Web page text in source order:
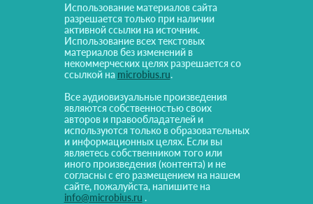
Использование материалов сайта
разрешается только при наличии
активной ссылки на источник.
Использование всех текстовых
материалов без изменений в
некоммерческих целях разрешается со
ссылкой на microbius.ru.
Все аудиовизуальные произведения
являются собственностью своих
авторов и правообладателей и
используются только в образовательных
и информационных целях. Если вы
являетесь собственником того или
иного произведения (контента) и не
согласны с его размещением на нашем
сайте, пожалуйста, напишите на
info@microbius.ru .